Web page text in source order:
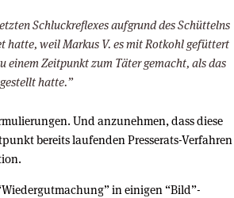
Schluckreflexes aufgrund des Schüttelns
weil Markus V. es mit Rotkohl gefüttert
einem Zeitpunkt zum Täter gemacht, als das
hatte.”
Und anzunehmen, dass diese
bereits laufenden Presserats-Verfahren
in einigen “Bild”-